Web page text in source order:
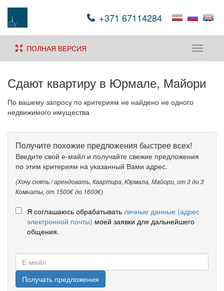
+371 67114284
Toggle
ПОЛНАЯ ВЕРСИЯ
Сдают квартиру в Юрмале, Мaйори
По вашему запросу по критериям не найдено не одного
недвижимого имущества
Получите похожие предложения быстрее всех!
Введите свой е-майл и получайте свежие предложения
по этим критериям на указанный Вами адрес.
(Хочу снять / арендовать, Квартира, Юрмала, Мaйори, от 3 до 3
Комнаты, от 1500€ до 1600€)
Я соглашаюсь обрабатывать личные данные (адрес
электронной почты) моей заявки для дальнейшего
общения.
Е-
мейл
Получать предложения